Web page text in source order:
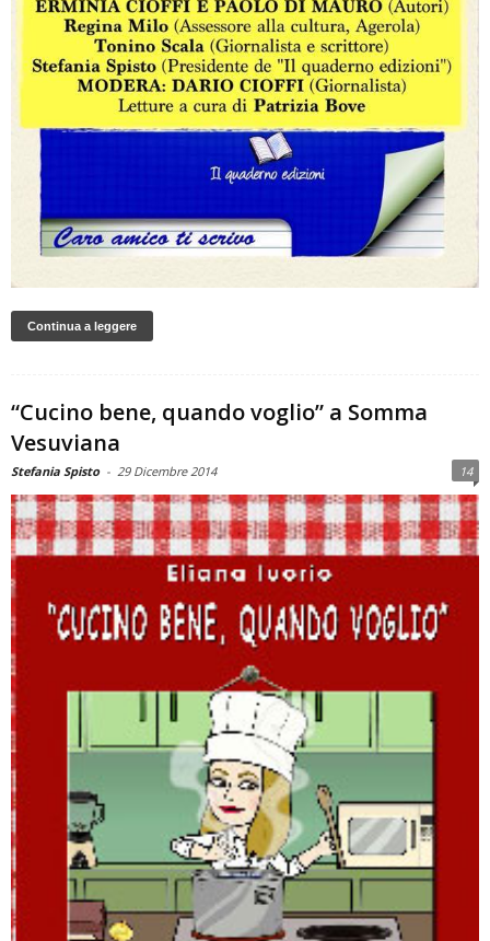
Continua a leggere
“Cucino bene, quando voglio” a Somma
Vesuviana
Stefania Spisto - 29 Dicembre 2014 14